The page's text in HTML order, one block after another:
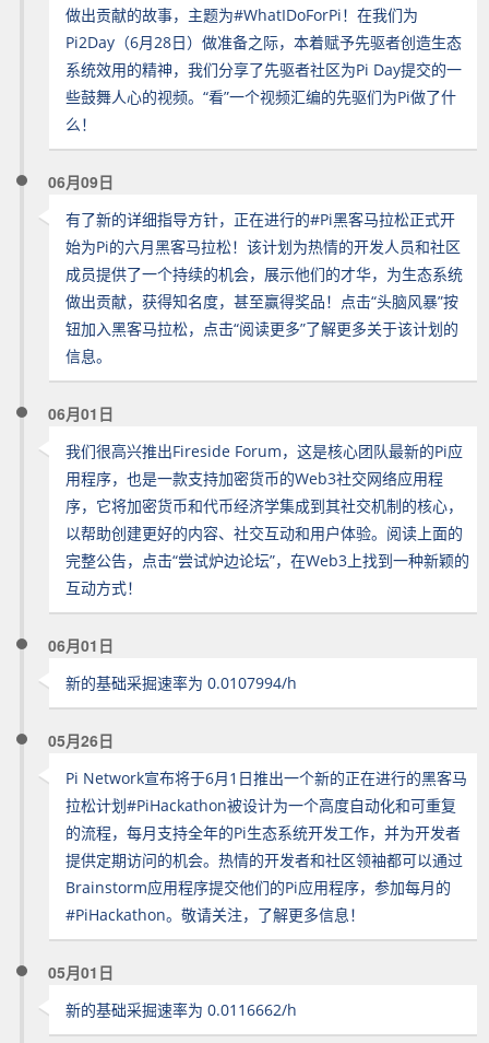
做出贡献的故事，主题为#WhatIDoForPi！在我们为
Pi2Day（6月28日）做准备之际，本着赋予先驱者创造生态
系统效用的精神，我们分享了先驱者社区为Pi Day提交的一
些鼓舞人心的视频。“看”一个视频汇编的先驱们为Pi做了什
么！
06月09日
有了新的详细指导方针，正在进行的#Pi黑客马拉松正式开
始为Pi的六月黑客马拉松！该计划为热情的开发人员和社区
成员提供了一个持续的机会，展示他们的才华，为生态系统
做出贡献，获得知名度，甚至赢得奖品！点击“头脑风暴”按
钮加入黑客马拉松，点击“阅读更多”了解更多关于该计划的
信息。
06月01日
我们很高兴推出Fireside Forum，这是核心团队最新的Pi应
用程序，也是一款支持加密货币的Web3社交网络应用程
序，它将加密货币和代币经济学集成到其社交机制的核心，
以帮助创建更好的内容、社交互动和用户体验。阅读上面的
完整公告，点击“尝试炉边论坛”，在Web3上找到一种新颖的
互动方式！
06月01日
新的基础采掘速率为 0.0107994/h
05月26日
Pi Network宣布将于6月1日推出一个新的正在进行的黑客马
拉松计划#PiHackathon被设计为一个高度自动化和可重复
的流程，每月支持全年的Pi生态系统开发工作，并为开发者
提供定期访问的机会。热情的开发者和社区领袖都可以通过
Brainstorm应用程序提交他们的Pi应用程序，参加每月的
#PiHackathon。敬请关注，了解更多信息！
05月01日
新的基础采掘速率为 0.0116662/h